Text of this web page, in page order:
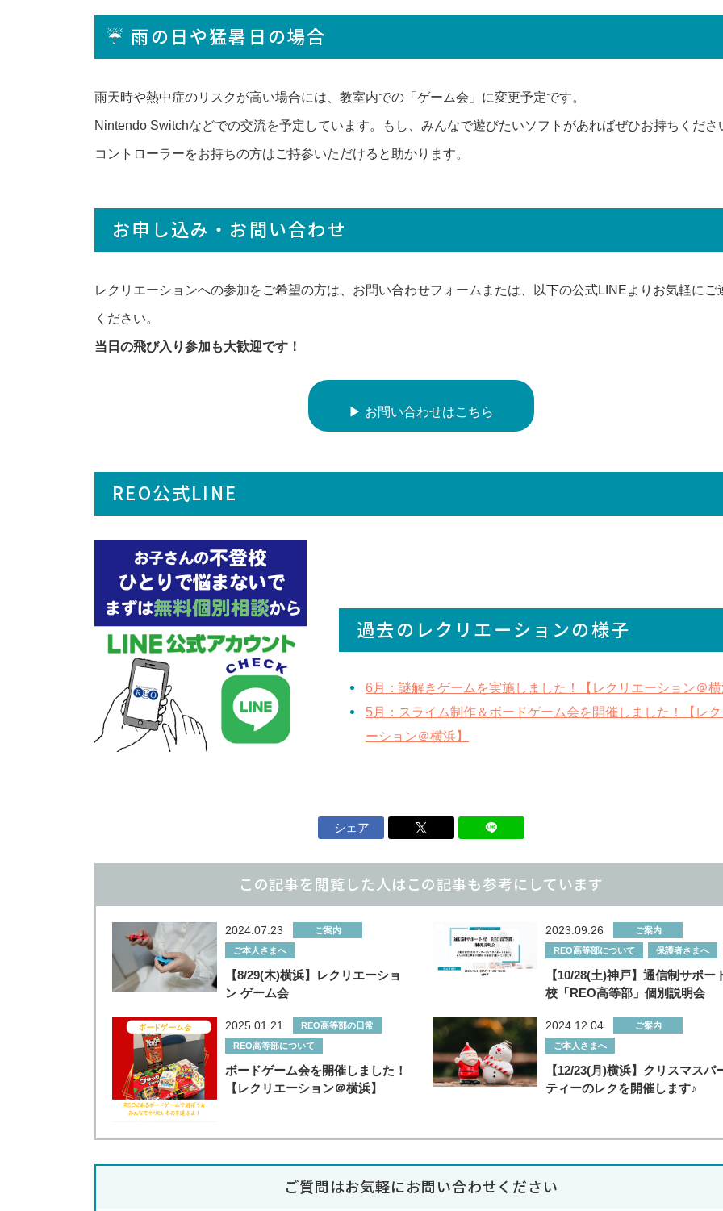
☔ 雨の日や猛暑日の場合
雨天時や熱中症のリスクが高い場合には、教室内での「ゲーム会」に変更予定です。
Nintendo Switchなどでの交流を予定しています。もし、みんなで遊びたいソフトがあればぜひお持ちくださ
コントローラーをお持ちの方はご持参いただけると助かります。
お申し込み・お問い合わせ
レクリエーションへの参加をご希望の方は、お問い合わせフォームまたは、以下の公式LINEよりお気軽にご
ください。
当日の飛び入り参加も大歓迎です！
▶ お問い合わせはこちら
REO公式LINE
過去のレクリエーションの様子
6月：謎解きゲームを実施しました！【レクリエーション＠
5月：スライム制作＆ボードゲーム会を開催しました！【レ
ーション＠横浜】
シェア
この記事を閲覧した人はこの記事も参考にしています
2024.07.23 ご案内
ご本人さまへ
【8/29(木)横浜】レクリエーショ
ン ゲーム会
2023.09.26 ご案内
REO高等部について 保護者さまへ
【10/28(土)神戸】通信制サポー
校「REO高等部」個別説明会
2025.01.21 REO高等部の日常
REO高等部について
ボードゲーム会を開催しました！
【レクリエーション＠横浜】
2024.12.04 ご案内
ご本人さまへ
【12/23(月)横浜】クリスマスパ
ティーのレクを開催します♪
ご質問はお気軽にお問い合わせください